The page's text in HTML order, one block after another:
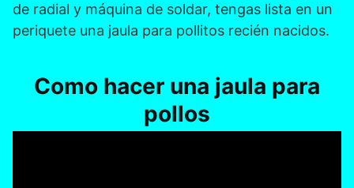
de radial y máquina de soldar, tengas lista en un
periquete una jaula para pollitos recién nacidos.
Como hacer una jaula para
pollos